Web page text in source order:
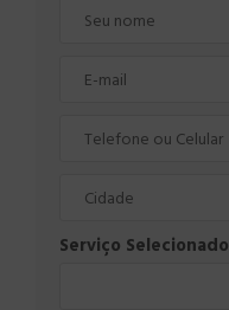
Serviço Selecionado